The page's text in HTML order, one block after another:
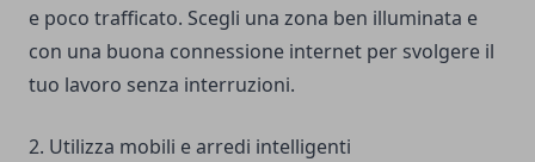
e poco trafficato. Scegli una zona ben illuminata e
con una buona connessione internet per svolgere il
tuo lavoro senza interruzioni.
2. Utilizza mobili e arredi intelligenti